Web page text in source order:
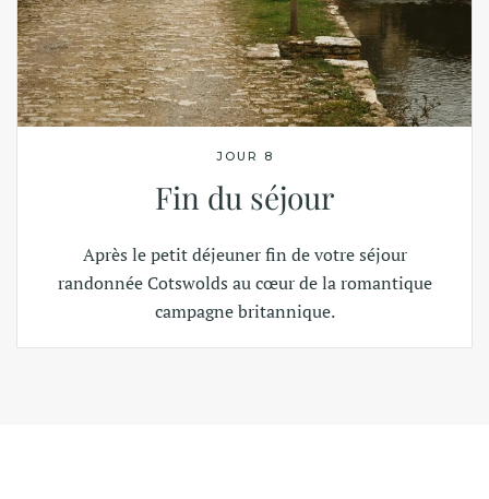
JOUR 8
Fin du séjour
Après le petit déjeuner fin de votre séjour
randonnée Cotswolds au cœur de la romantique
campagne britannique.